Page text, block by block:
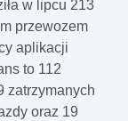
w lipcu 213
przewozem
aplikacji
to 112
zatrzymanych
oraz 19